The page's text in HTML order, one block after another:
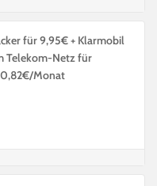
für 9,95€ + Klarmobil
Telekom-Netz für
Monat